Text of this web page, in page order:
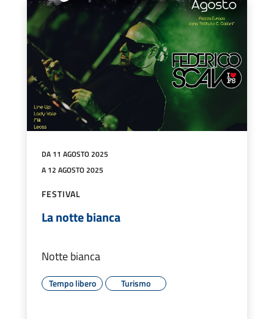
DA 11 AGOSTO 2025
A 12 AGOSTO 2025
FESTIVAL
La notte bianca
Notte bianca
Tempo libero Turismo